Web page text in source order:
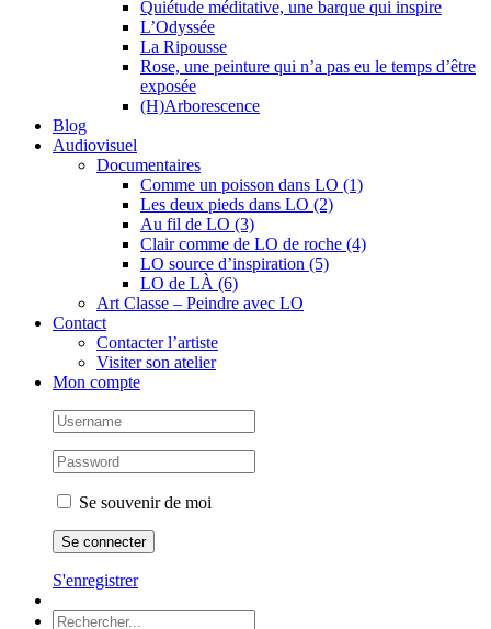
Quiétude méditative, une barque qui inspire
L’Odyssée
La Ripousse
Rose, une peinture qui n’a pas eu le temps d’être
exposée
(H)Arborescence
Blog
Audiovisuel
Documentaires
Comme un poisson dans LO (1)
Les deux pieds dans LO (2)
Au fil de LO (3)
Clair comme de LO de roche (4)
LO source d’inspiration (5)
LO de LÀ (6)
Art Classe – Peindre avec LO
Contact
Contacter l’artiste
Visiter son atelier
Mon compte
Se souvenir de moi
S'enregistrer
Rechercher: